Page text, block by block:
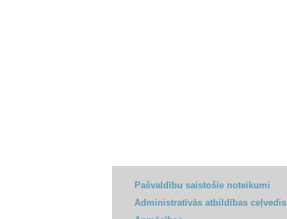
Pašvaldību saistošie noteikumi
Administratīvās atbildības ceļvedis